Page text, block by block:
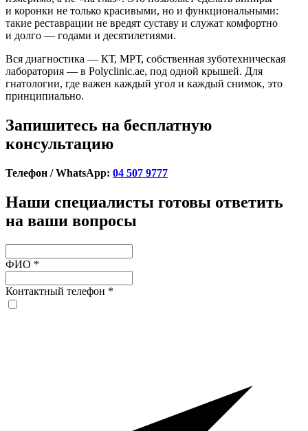
и коронки не только красивыми, но и функциональными:
такие реставрации не вредят суставу и служат комфортно
и долго — годами и десятилетиями.
Вся диагностика — КТ, МРТ, собственная зуботехническая
лаборатория — в Polyclinic.ae, под одной крышей. Для
гнатологии, где важен каждый угол и каждый снимок, это
принципиально.
Запишитесь на бесплатную
консультацию
Телефон / WhatsApp: 04 507 9777
Наши специалисты готовы ответить
на ваши вопросы
ФИО *
Контактный телефон *